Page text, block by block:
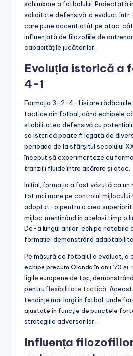
schimbare a fotbalului. Proiectată
soliditate defensivă, a evoluat
care pune accent atât pe atac, cât
influențată de filozofiile de
capacitățile jucătorilor.
Evoluția istorică a
4-1
Formația 3-2-4-1 își are rădăcinile
tactice din fotbal, când echipele
stabilitatea defensivă cu
sa istorică poate fi legată de
perioada de la sfârșitul secolului
început să experimenteze cu
tranziții fluide între apărare și atac.
Inițial, formația a fost văzută ca un
tot mai mare pe controlul mijlocului
adoptat-o pentru a crea
mijloc, menținând în același timp o
De-a lungul anilor, echipe notabile
formație, demonstrând
Pe măsură ce fotbalul a evoluat, a
echipe precum Olanda în anii ’70
ligile europene de top,
pentru flexibilitate tactică .
tendințe mai largi în fotbal, unde
ajustate în funcție de punctele
strategiile adversarilor.
Influența